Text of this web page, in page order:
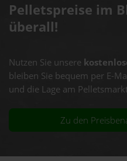
Pelletspreise im
überall!
Nutzen Sie unsere
bleiben Sie bequem per E-
und die Lage am
Zu den